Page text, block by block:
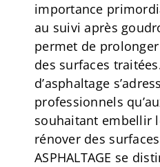
importance
au suivi après
permet de
des surfaces
d’asphaltage
professionnels
souhaitant embellir
rénover des
ASPHALTAGE se